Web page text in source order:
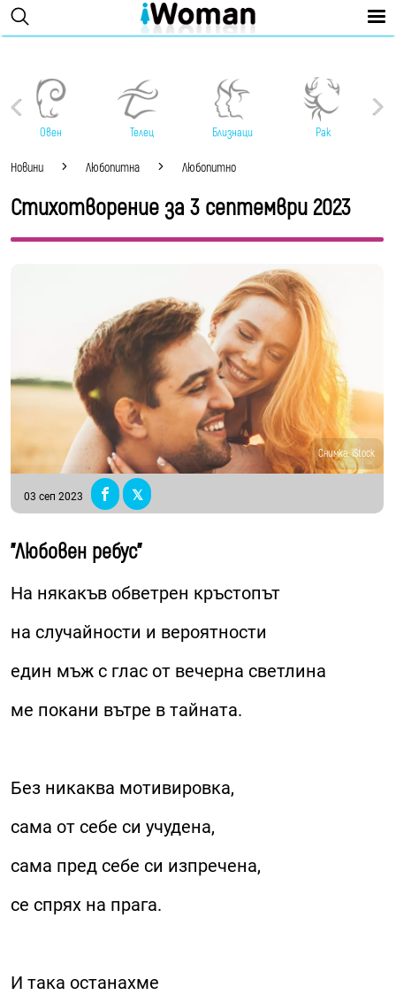
Овен Телец Близнаци Рак
Новини Любопитна Любопитно
Стихотворение за 3 септември 2023
Снимка: iStock
03 сеп 2023
"Любовен ребус"
На някакъв обветрен кръстопът
на случайности и вероятности
един мъж с глас от вечерна светлина
ме покани вътре в тайната.
Без никаква мотивировка,
сама от себе си учудена,
сама пред себе си изпречена,
се спрях на прага.
И така останахме